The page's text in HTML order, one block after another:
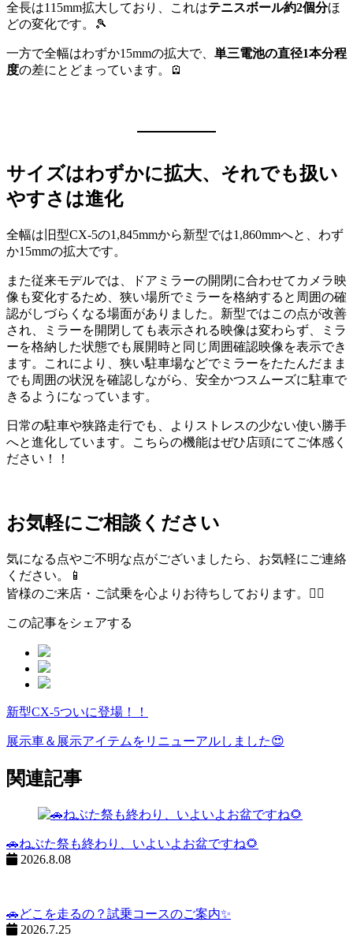
全長は115mm拡大しており、これはテニスボール約2個分ほ
どの変化です。🎾
一方で全幅はわずか15mmの拡大で、 単三電池の直径1本分程
度の差にとどまっています。🪫
サイズはわずかに拡大、それでも扱い
やすさは進化
全幅は旧型CX-5の1,845mmから新型では1,860mmへと、わず
か15mmの拡大です。
また従来モデルでは、ドアミラーの開閉に合わせてカメラ映
像も変化するため、狭い場所でミラーを格納すると周囲の確
認がしづらくなる場面がありました。新型ではこの点が改善
され、ミラーを開閉しても表示される映像は変わらず、ミラ
ーを格納した状態でも展開時と同じ周囲確認映像を表示でき
ます。これにより、狭い駐車場などでミラーをたたんだまま
でも周囲の状況を確認しながら、安全かつスムーズに駐車で
きるようになっています。
日常の駐車や狭路走行でも、よりストレスの少ない使い勝手
へと進化しています。こちらの機能はぜひ店頭にてご体感く
ださい！！
お気軽にご相談ください
気になる点やご不明な点がございましたら、お気軽にご連絡
ください。📱
皆様のご来店・ご試乗を心よりお待ちしております。💁‍♀️
この記事をシェアする
ペ
ー
ジ
ネ
シ
ョ
%title
新型CX-5ついに登場！！
展示車＆展示アイテムをリニューアルしました😍
関連記事
🚗ねぶた祭も終わり、いよいよお盆ですね🌻
2026.8.08
🚗どこを走るの？試乗コースのご案内✨
2026.7.25